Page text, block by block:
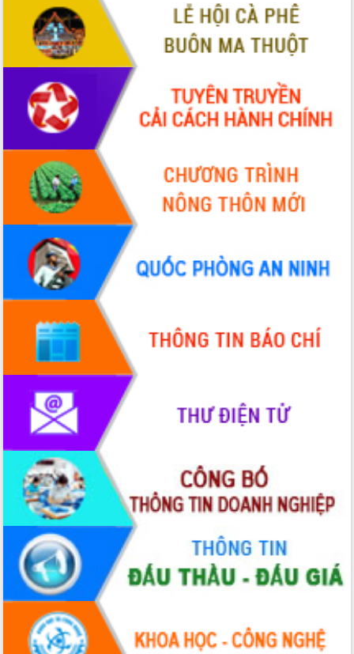
Kết nối tour, đẩy mạnh chuyển đổi số
để phát triển du lịch Đắk Lắk
Khởi động Dự án Đầu tư xây dựng hạ
tầng kỹ thuật Cụm công nghiệp Tân
Gặp mặt các cơ quan báo chí nhân Kỷ
niệm 101 năm Ngày Báo chí Cách
mạng Việt Nam
Đắk Lắk sơ kết 4 năm triển khai thực
hiện Đề án 06 của Chính phủ
Họp báo thông tin về Hội nghị Công bố
Quy hoạch và Xúc tiến đầu tư tỉnh Đắk
Khơi thông điểm nghẽn, đẩy nhanh
giải ngân vốn khắc phục thiên tai
HĐND tỉnh thông qua điều chỉnh Quy
hoạch tỉnh thời kỳ 2021-2030
Hội thảo góp ý hồ sơ điều chỉnh quy
hoạch tỉnh Đắk Lắk thời kỳ 2021-2030,
tầm nhìn đến năm 2050
Nâng cao hiệu quả hoạt động của các
doanh nghiệp nhà nước
Hội nghị triển khai kết nối mạng
truyền số liệu chuyên dùng phục vụ cơ
quan Đảng, Nhà nước
Lễ phát động chuỗi hoạt động chung
tay làm sạch môi trường
Xã Ea Kar bước chuyển mình trong
công tác cải cách hành chính mô hình
mới
UBND tỉnh họp báo định kỳ tháng 4
năm 2026
Hội thảo khoa học “Giải pháp thúc đẩy
phát triển nền kinh tế xanh tại tỉnh
Đắk Lắk”
Tăng cường giám sát, đôn đốc thực
hiện nhiệm vụ quản lý tài sản công
hàng tuần